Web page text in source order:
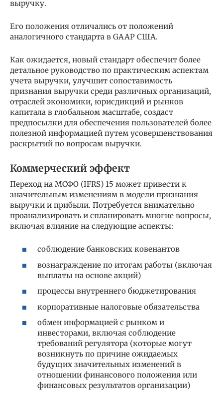
выручку.
Его положения отличались от положений
аналогичного стандарта в GAAP США.
Как ожидается, новый стандарт обеспечит более
детальное руководство по практическим аспектам
учета выручки, улучшит сопоставимость
признания выручки среди различных организаций,
отраслей экономики, юрисдикций и рынков
капитала в глобальном масштабе, создаст
предпосылки для обеспечения пользователей более
полезной информацией путем усовершенствования
раскрытий по вопросам выручки.
Коммерческий эффект
Переход на МСФО (IFRS) 15 может привести к
значительным изменениям в модели признания
выручки и прибыли. Потребуется внимательно
проанализировать и спланировать многие вопросы,
включая влияние на следующие аспекты:
соблюдение банковских ковенантов
вознаграждение по итогам работы (включая
выплаты на основе акций)
процессы внутреннего бюджетирования
корпоративные налоговые обязательства
обмен информацией с рынком и
инвесторами, включая соблюдение
требований регулятора (которые могут
возникнуть по причине ожидаемых
будущих значительных изменений в
отношении финансового положения или
финансовых результатов организации)